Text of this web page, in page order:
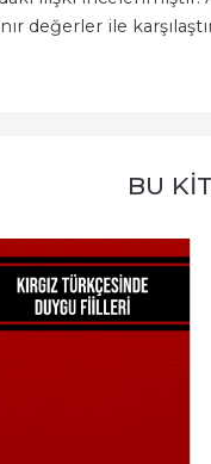
değerler ile
BU